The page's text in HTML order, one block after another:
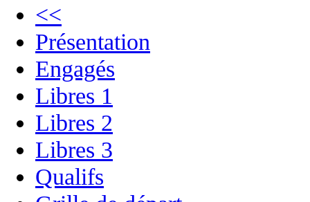
<<
Présentation
Engagés
Libres 1
Libres 2
Libres 3
Qualifs